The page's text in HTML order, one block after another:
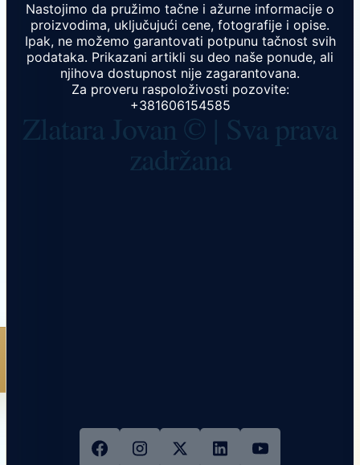
Nastojimo da pružimo tačne i ažurne informacije o
proizvodima, uključujući cene, fotografije i opise.
Ipak, ne možemo garantovati potpunu tačnost svih
podataka. Prikazani artikli su deo naše ponude, ali
njihova dostupnost nije zagarantovana.
Za proveru raspoloživosti pozovite:
+381606154585
Zlatara Jovan © | Sva prava
zadržana